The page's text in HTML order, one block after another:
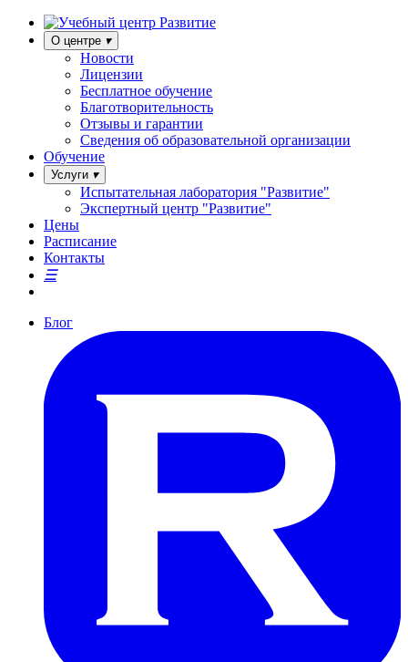
О центре
Новости
Лицензии
Бесплатное обучение
Благотворительность
Отзывы и гарантии
Сведения об образовательной организации
Обучение
Услуги
Испытательная лаборатория "Развитие"
Экспертный центр "Развитие"
Цены
Расписание
Контакты
Блог